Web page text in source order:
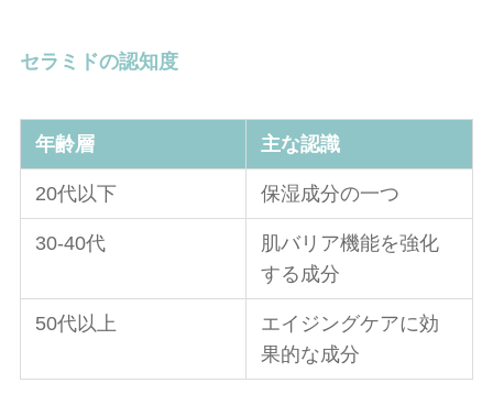
セラミドの認知度
年齢層 主な認識
20代以下 保湿成分の一つ
30-40代
肌バリア機能を強化
する成分
50代以上
エイジングケアに効
果的な成分